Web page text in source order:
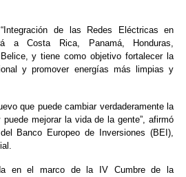
de las Redes Eléctricas en
a Costa Rica, Panamá, Honduras,
y tiene como objetivo fortalecer la
y promover energías más limpias y
que puede cambiar verdaderamente la
mejorar la vida de la gente”, afirmó
Banco Europeo de Inversiones (BEI),
en el marco de la IV Cumbre de la